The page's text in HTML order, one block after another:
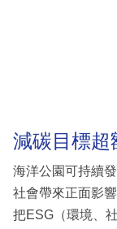
減碳目標超
海洋公園可持續
社會帶來正面影
把ESG（環境、